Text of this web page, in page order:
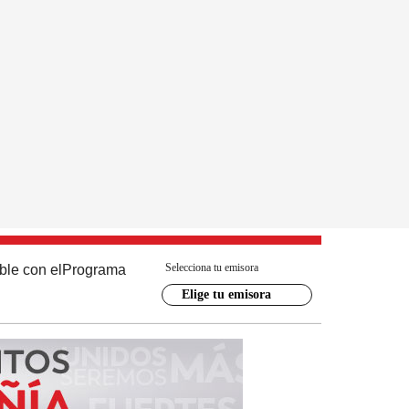
con el Programa Selecciona tu emisora
Elige tu emisora